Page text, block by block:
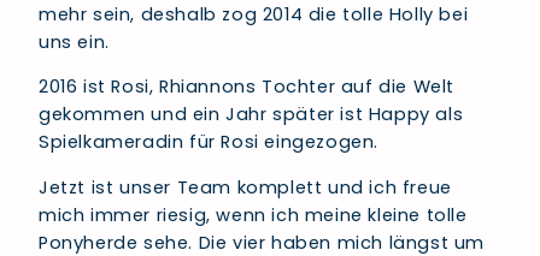
mehr sein, deshalb zog 2014 die tolle Holly bei
uns ein.
2016 ist Rosi, Rhiannons Tochter auf die Welt
gekommen und ein Jahr später ist Happy als
Spielkameradin für Rosi eingezogen.
Jetzt ist unser Team komplett und ich freue
mich immer riesig, wenn ich meine kleine tolle
Ponyherde sehe. Die vier haben mich längst um